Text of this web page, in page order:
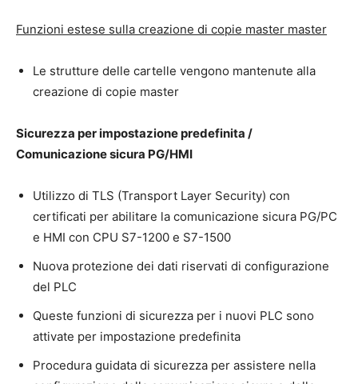
Funzioni estese sulla creazione di copie master master
Le strutture delle cartelle vengono mantenute alla
creazione di copie master
Sicurezza per impostazione predefinita /
Comunicazione sicura PG/HMI
Utilizzo di TLS (Transport Layer Security) con
certificati per abilitare la comunicazione sicura PG/PC
e HMI con CPU S7-1200 e S7-1500
Nuova protezione dei dati riservati di configurazione
del PLC
Queste funzioni di sicurezza per i nuovi PLC sono
attivate per impostazione predefinita
Procedura guidata di sicurezza per assistere nella